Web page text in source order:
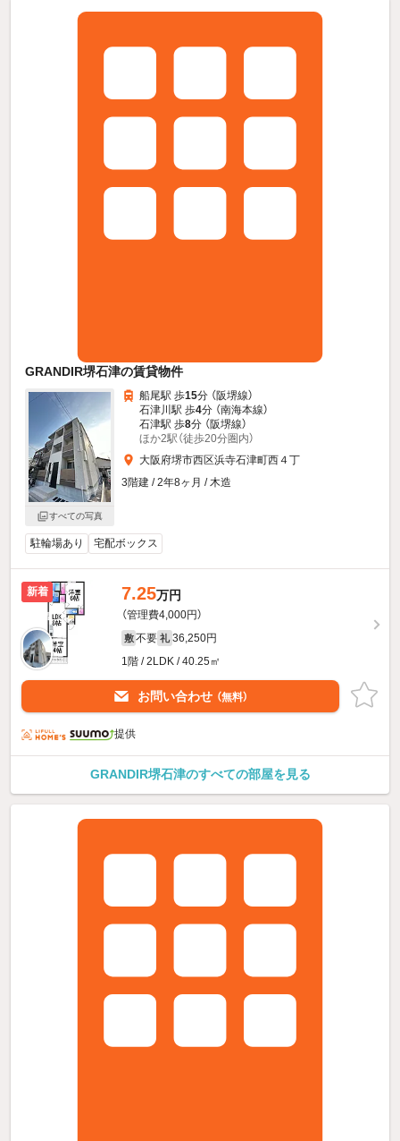
GRANDIR堺石津の賃貸物件
すべての写真
船尾駅 歩15分 （阪堺線）
石津川駅 歩4分 （南海本線）
石津駅 歩8分 （阪堺線）
ほか2駅（徒歩20分圏内）
大阪府堺市西区浜寺石津町西４丁
3階建 / 2年8ヶ月 / 木造
駐輪場あり 宅配ボックス
新着 7.25万円
（管理費4,000円）
敷 不要 礼 36,250円
1階 / 2LDK / 40.25㎡
お問い合わせ （無料）
提供
GRANDIR堺石津のすべての部屋を見る